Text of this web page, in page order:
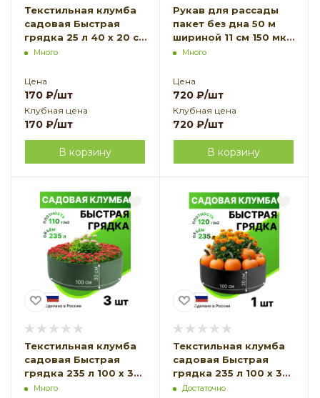
Текстильная клумба
садовая Быстрая
грядка 25 л 40 х 20 см
черная Благодатное
Много
Цена
170 ₽/шт
Клубная цена
170 ₽/шт
В корзину
Рукав для рассады
пакет без дна 50 м
шириной 11 см 150 мкм
Благодатное
Много
Цена
720 ₽/шт
Клубная цена
720 ₽/шт
В корзину
Текстильная клумба
садовая Быстрая
грядка 235 л 100 х 30
см темно-зеленая 3
Много
Текстильная клумба
садовая Быстрая
грядка 235 л 100 х 30
см черная
Достаточно